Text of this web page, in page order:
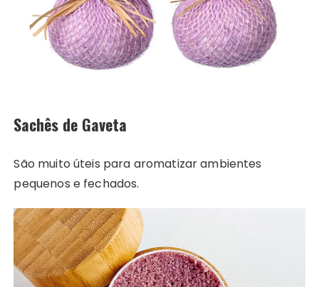
Sachês de Gaveta
São muito úteis para aromatizar ambientes
pequenos e fechados.